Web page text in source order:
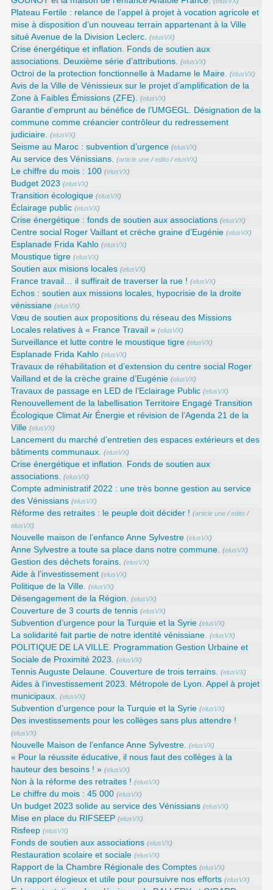
Plateau Fertile : relance de l’appel à projet à vocation agricole et
mise à disposition d’un nouveau terrain appartenant à la Ville
situé Avenue de la Division Leclerc. (elusVX)
Crise énergétique et inflation. Fonds de soutien aux
associations. Deuxième série d’attributions. (elusVX)
Octroi de la protection fonctionnelle à Madame le Maire. (elusVX)
Avis de la Ville de Vénissieux sur le projet d’amplification de la
Zone à Faibles Émissions (ZFE). (elusVX)
Garantie d’emprunt au bénéfice de l’UMGEGL. Désignation de la
commune comme créancier contrôleur du redressement
judiciaire. (elusVX)
Seisme au Maroc : subvention d’urgence (elusVX)
Au service des Vénissians. (article une /edito /elusVX)
Le chiffre du mois : 100 (elusVX)
Budget 2023 (elusVX)
Transition écologique (elusVX)
Éclairage public (elusVX)
Crise énergétique : fonds de soutien aux associations (elusVX)
Centre social Roger Vaillant et crèche graine d’Eugénie (elusVX)
Esplanade Frida Kahlo (elusVX)
Moustique tigre (elusVX)
Soutien aux misions locales (elusVX)
France travail… il suffirait de traverser la rue ! (elusVX)
Echos : soutien aux missions locales, hypocrisie de la droite
vénissiane (elusVX)
Vœu de soutien aux propositions du réseau des Missions
Locales relatives à « France Travail » (elusVX)
Surveillance et lutte contre le moustique tigre (elusVX)
Esplanade Frida Kahlo (elusVX)
Travaux de réhabilitation et d’extension du centre social Roger
Vailland et de la crèche graine d’Eugénie (elusVX)
Travaux de passage en LED de l’Eclairage Public (elusVX)
Renouvellement de la labellisation Territoire Engagé Transition
Écologique Climat Air Énergie et révision de l’Agenda 21 de la
Ville (elusVX)
Lancement du marché d’entretien des espaces extérieurs et des
bâtiments communaux. (elusVX)
Crise énergétique et inflation. Fonds de soutien aux
associations. (elusVX)
Compte administratif 2022 : une très bonne gestion au service
des Vénissians (elusVX)
Réforme des retraites : le peuple doit décider ! (article une /edito /
elusVX)
Nouvelle maison de l’enfance Anne Sylvestre (elusVX)
Anne Sylvestre a toute sa place dans notre commune. (elusVX)
Gestion des déchets forains. (elusVX)
Aide à l’investissement (elusVX)
Politique de la Ville. (elusVX)
Désengagement de la Région. (elusVX)
Couverture de 3 courts de tennis (elusVX)
Subvention d’urgence pour la Turquie et la Syrie (elusVX)
La solidarité fait partie de notre identité vénissiane. (elusVX)
POLITIQUE DE LA VILLE. Programmation Gestion Urbaine et
Sociale de Proximité 2023. (elusVX)
Tennis Auguste Delaune. Couverture de trois terrains. (elusVX)
Aides à l’investissement 2023. Métropole de Lyon. Appel à projet
municipaux. (elusVX)
Subvention d’urgence pour la Turquie et la Syrie (elusVX)
Des investissements pour les collèges sans plus attendre !
(elusVX)
Nouvelle Maison de l’enfance Anne Sylvestre. (elusVX)
« Pour la réussite éducative, il nous faut des collèges à la
hauteur des besoins ! » (elusVX)
Non à la réforme des retraites ! (elusVX)
Le chiffre du mois : 45 000 (elusVX)
Un budget 2023 solide au service des Vénissians (elusVX)
Mise en place du RIFSEEP (elusVX)
Risfeep (elusVX)
Fonds de soutien aux associations (elusVX)
Restauration scolaire et sociale (elusVX)
Rapport de la Chambre Régionale des Comptes (elusVX)
Un rapport élogieux et utile pour poursuivre nos efforts (elusVX)